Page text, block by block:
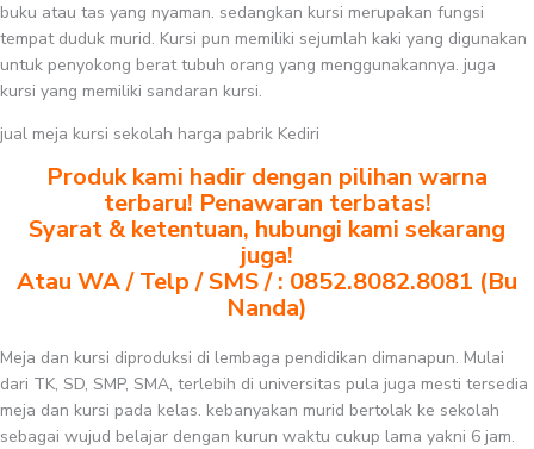
buku atau tas yang nyaman. sedangkan kursi merupakan fungsi
tempat duduk murid. Kursi pun memiliki sejumlah kaki yang digunakan
untuk penyokong berat tubuh orang yang menggunakannya. juga
kursi yang memiliki sandaran kursi.
jual meja kursi sekolah harga pabrik Kediri
Produk kami hadir dengan pilihan warna
terbaru! Penawaran terbatas!
Syarat & ketentuan, hubungi kami sekarang
juga!
Atau WA / Telp / SMS / : 0852.8082.8081 (Bu
Nanda)
Meja dan kursi diproduksi di lembaga pendidikan dimanapun. Mulai
dari TK, SD, SMP, SMA, terlebih di universitas pula juga mesti tersedia
meja dan kursi pada kelas. kebanyakan murid bertolak ke sekolah
sebagai wujud belajar dengan kurun waktu cukup lama yakni 6 jam.